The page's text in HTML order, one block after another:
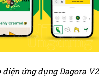
diện ứng dụng Dagora V2